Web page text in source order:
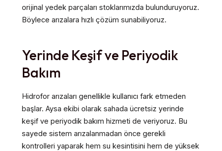
orijinal yedek parçaları stoklarımızda bulunduruyoruz.
Böylece arızalara hızlı çözüm sunabiliyoruz.
Yerinde Keşif ve Periyodik
Bakım
Hidrofor arızaları genellikle kullanıcı fark etmeden
başlar. Aysa ekibi olarak sahada ücretsiz yerinde
keşif ve periyodik bakım hizmeti de veriyoruz. Bu
sayede sistem arızalanmadan önce gerekli
kontrolleri yaparak hem su kesintisini hem de yüksek